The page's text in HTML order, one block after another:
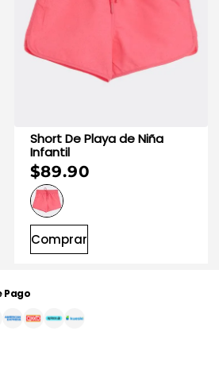
Short De Playa de Niña
Infantil
$89.90
Comprar
Pago